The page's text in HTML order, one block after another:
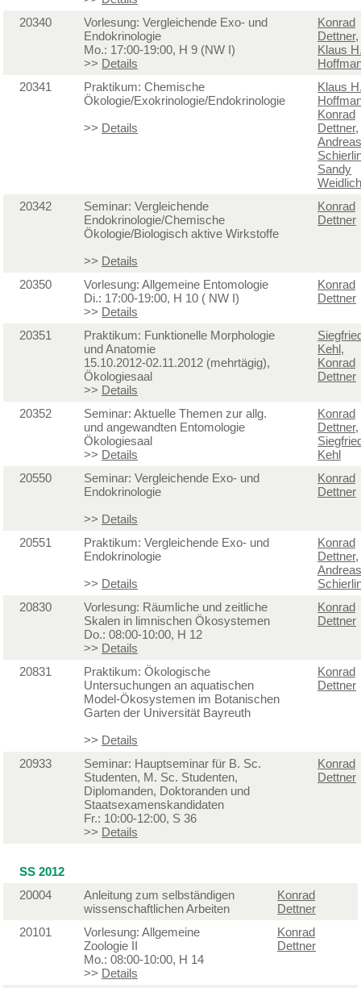
20340
Vorlesung: Vergleichende Exo- und
Endokrinologie
Mo.: 17:00-19:00, H 9 (NW I)
>> Details
Konrad
Dettner,
Klaus
20341
Praktikum: Chemische
Ökologie/Exokrinologie/Endokrinologie
>> Details
Klaus
Konrad
Dettner,
Andreas
Sandy
Weidlich
20342
Seminar: Vergleichende
Endokrinologie/Chemische
Ökologie/Biologisch aktive Wirkstoffe
>> Details
Konrad
Dettner
20350
Vorlesung: Allgemeine Entomologie
Di.: 17:00-19:00, H 10 ( NW I)
>> Details
Konrad
Dettner
20351
Praktikum: Funktionelle Morphologie
und Anatomie
15.10.2012-02.11.2012 (mehrtägig),
Ökologiesaal
>> Details
Kehl,
Konrad
Dettner
20352
Seminar: Aktuelle Themen zur allg.
und angewandten Entomologie
Ökologiesaal
>> Details
Konrad
Dettner,
Kehl
20550
Seminar: Vergleichende Exo- und
Endokrinologie
>> Details
Konrad
Dettner
20551
Praktikum: Vergleichende Exo- und
Endokrinologie
>> Details
Konrad
Dettner,
Andreas
20830
Vorlesung: Räumliche und zeitliche
Skalen in limnischen Ökosystemen
Do.: 08:00-10:00, H 12
>> Details
Konrad
Dettner
20831
Praktikum: Ökologische
Untersuchungen an aquatischen
Model-Ökosystemen im Botanischen
Garten der Universität Bayreuth
>> Details
Konrad
Dettner
20933
Seminar: Hauptseminar für B. Sc.
Studenten, M. Sc. Studenten,
Diplomanden, Doktoranden und
Staatsexamenskandidaten
Fr.: 10:00-12:00, S 36
>> Details
Konrad
Dettner
SS 2012
20004
Anleitung zum selbständigen
wissenschaftlichen Arbeiten
Konrad
Dettner
20101
Vorlesung: Allgemeine
Zoologie II
Mo.: 08:00-10:00, H 14
>> Details
Konrad
Dettner